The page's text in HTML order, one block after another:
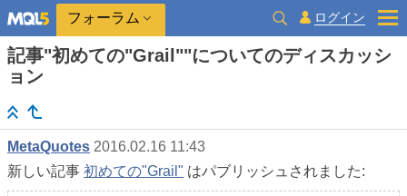
フォーラム ログイン
記事"初めての"Grail""についてのディスカッシ
ョン
MetaQuotes 2016.02.16 11:43
新しい記事 初めての"Grail" はパブリッシュされました: